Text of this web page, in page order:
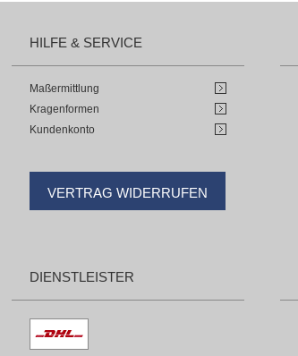
HILFE & SERVICE
Maßermittlung
Kragenformen
Kundenkonto
VERTRAG WIDERRUFEN
DIENSTLEISTER